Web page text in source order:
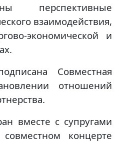
перспективные
взаимодействия,
экономической и
Совместная
отношений
вместе с супругами
концерте